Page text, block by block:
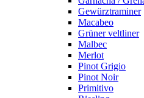
Gewürztraminer
Macabeo
Grüner veltliner
Malbec
Merlot
Pinot Grigio
Pinot Noir
Primitivo